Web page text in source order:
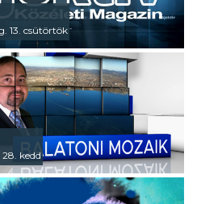
13. csütörtök
kedd